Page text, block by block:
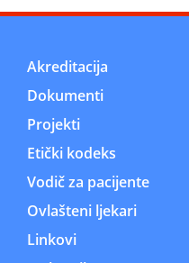
Akreditacija
Dokumenti
Projekti
Etički kodeks
Vodič za pacijente
Ovlašteni ljekari
Linkovi